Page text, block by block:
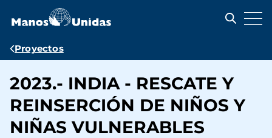
contenido
Ruta
navegación
Proyectos
2023.- INDIA - RESCATE Y
REINSERCIÓN DE NIÑOS Y
NIÑAS VULNERABLES